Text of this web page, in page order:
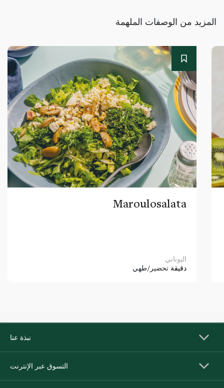
المزيد من الوصفات الملهمة
Maroulosalata
اليوناني
دقيقة تحضير/طهي
نبذة عنا
التسوق عبر الإنترنت